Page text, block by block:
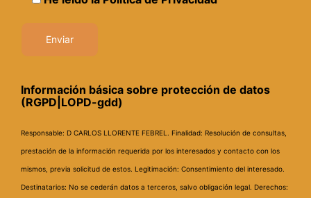
Información básica sobre protección de datos
(RGPD|LOPD-gdd)
Responsable: D CARLOS LLORENTE FEBREL. Finalidad: Resolución de consultas,
prestación de la información requerida por los interesados y contacto con los
mismos, previa solicitud de estos. Legitimación: Consentimiento del interesado.
Destinatarios: No se cederán datos a terceros, salvo obligación legal. Derechos: